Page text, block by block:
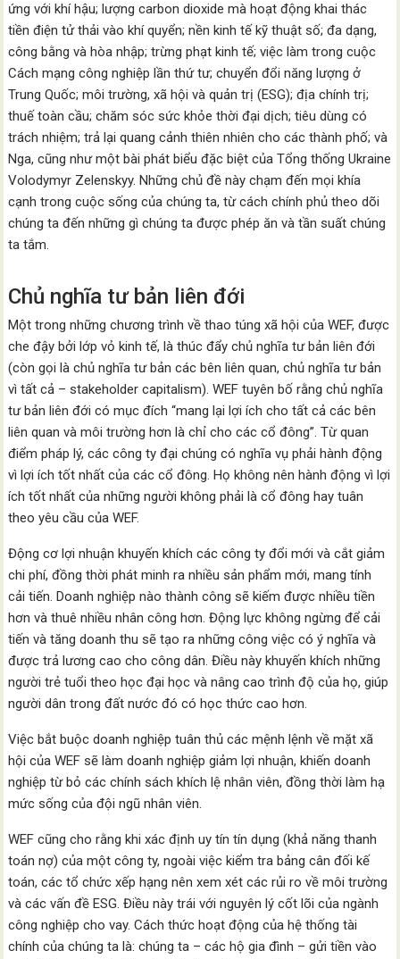
ứng với khí hậu; lượng carbon dioxide mà hoạt động khai thác
tiền điện tử thải vào khí quyển; nền kinh tế kỹ thuật số; đa dạng,
công bằng và hòa nhập; trừng phạt kinh tế; việc làm trong cuộc
Cách mạng công nghiệp lần thứ tư; chuyển đổi năng lượng ở
Trung Quốc; môi trường, xã hội và quản trị (ESG); địa chính trị;
thuế toàn cầu; chăm sóc sức khỏe thời đại dịch; tiêu dùng có
trách nhiệm; trả lại quang cảnh thiên nhiên cho các thành phố; và
Nga, cũng như một bài phát biểu đặc biệt của Tổng thống Ukraine
Volodymyr Zelenskyy. Những chủ đề này chạm đến mọi khía
cạnh trong cuộc sống của chúng ta, từ cách chính phủ theo dõi
chúng ta đến những gì chúng ta được phép ăn và tần suất chúng
ta tắm.
Chủ nghĩa tư bản liên đới
Một trong những chương trình về thao túng xã hội của WEF, được
che đậy bởi lớp vỏ kinh tế, là thúc đẩy chủ nghĩa tư bản liên đới
(còn gọi là chủ nghĩa tư bản các bên liên quan, chủ nghĩa tư bản
vì tất cả – stakeholder capitalism). WEF tuyên bố rằng chủ nghĩa
tư bản liên đới có mục đích “mang lại lợi ích cho tất cả các bên
liên quan và môi trường hơn là chỉ cho các cổ đông”. Từ quan
điểm pháp lý, các công ty đại chúng có nghĩa vụ phải hành động
vì lợi ích tốt nhất của các cổ đông. Họ không nên hành động vì lợi
ích tốt nhất của những người không phải là cổ đông hay tuân
theo yêu cầu của WEF.
Động cơ lợi nhuận khuyến khích các công ty đổi mới và cắt giảm
chi phí, đồng thời phát minh ra nhiều sản phẩm mới, mang tính
cải tiến. Doanh nghiệp nào thành công sẽ kiếm được nhiều tiền
hơn và thuê nhiều nhân công hơn. Động lực không ngừng để cải
tiến và tăng doanh thu sẽ tạo ra những công việc có ý nghĩa và
được trả lương cao cho công dân. Điều này khuyến khích những
người trẻ tuổi theo học đại học và nâng cao trình độ của họ, giúp
người dân trong đất nước đó có học thức cao hơn.
Việc bắt buộc doanh nghiệp tuân thủ các mệnh lệnh về mặt xã
hội của WEF sẽ làm doanh nghiệp giảm lợi nhuận, khiến doanh
nghiệp từ bỏ các chính sách khích lệ nhân viên, đồng thời làm hạ
mức sống của đội ngũ nhân viên.
WEF cũng cho rằng khi xác định uy tín tín dụng (khả năng thanh
toán nợ) của một công ty, ngoài việc kiểm tra bảng cân đối kế
toán, các tổ chức xếp hạng nên xem xét các rủi ro về môi trường
và các vấn đề ESG. Điều này trái với nguyên lý cốt lõi của ngành
công nghiệp cho vay. Cách thức hoạt động của hệ thống tài
chính của chúng ta là: chúng ta – các hộ gia đình – gửi tiền vào